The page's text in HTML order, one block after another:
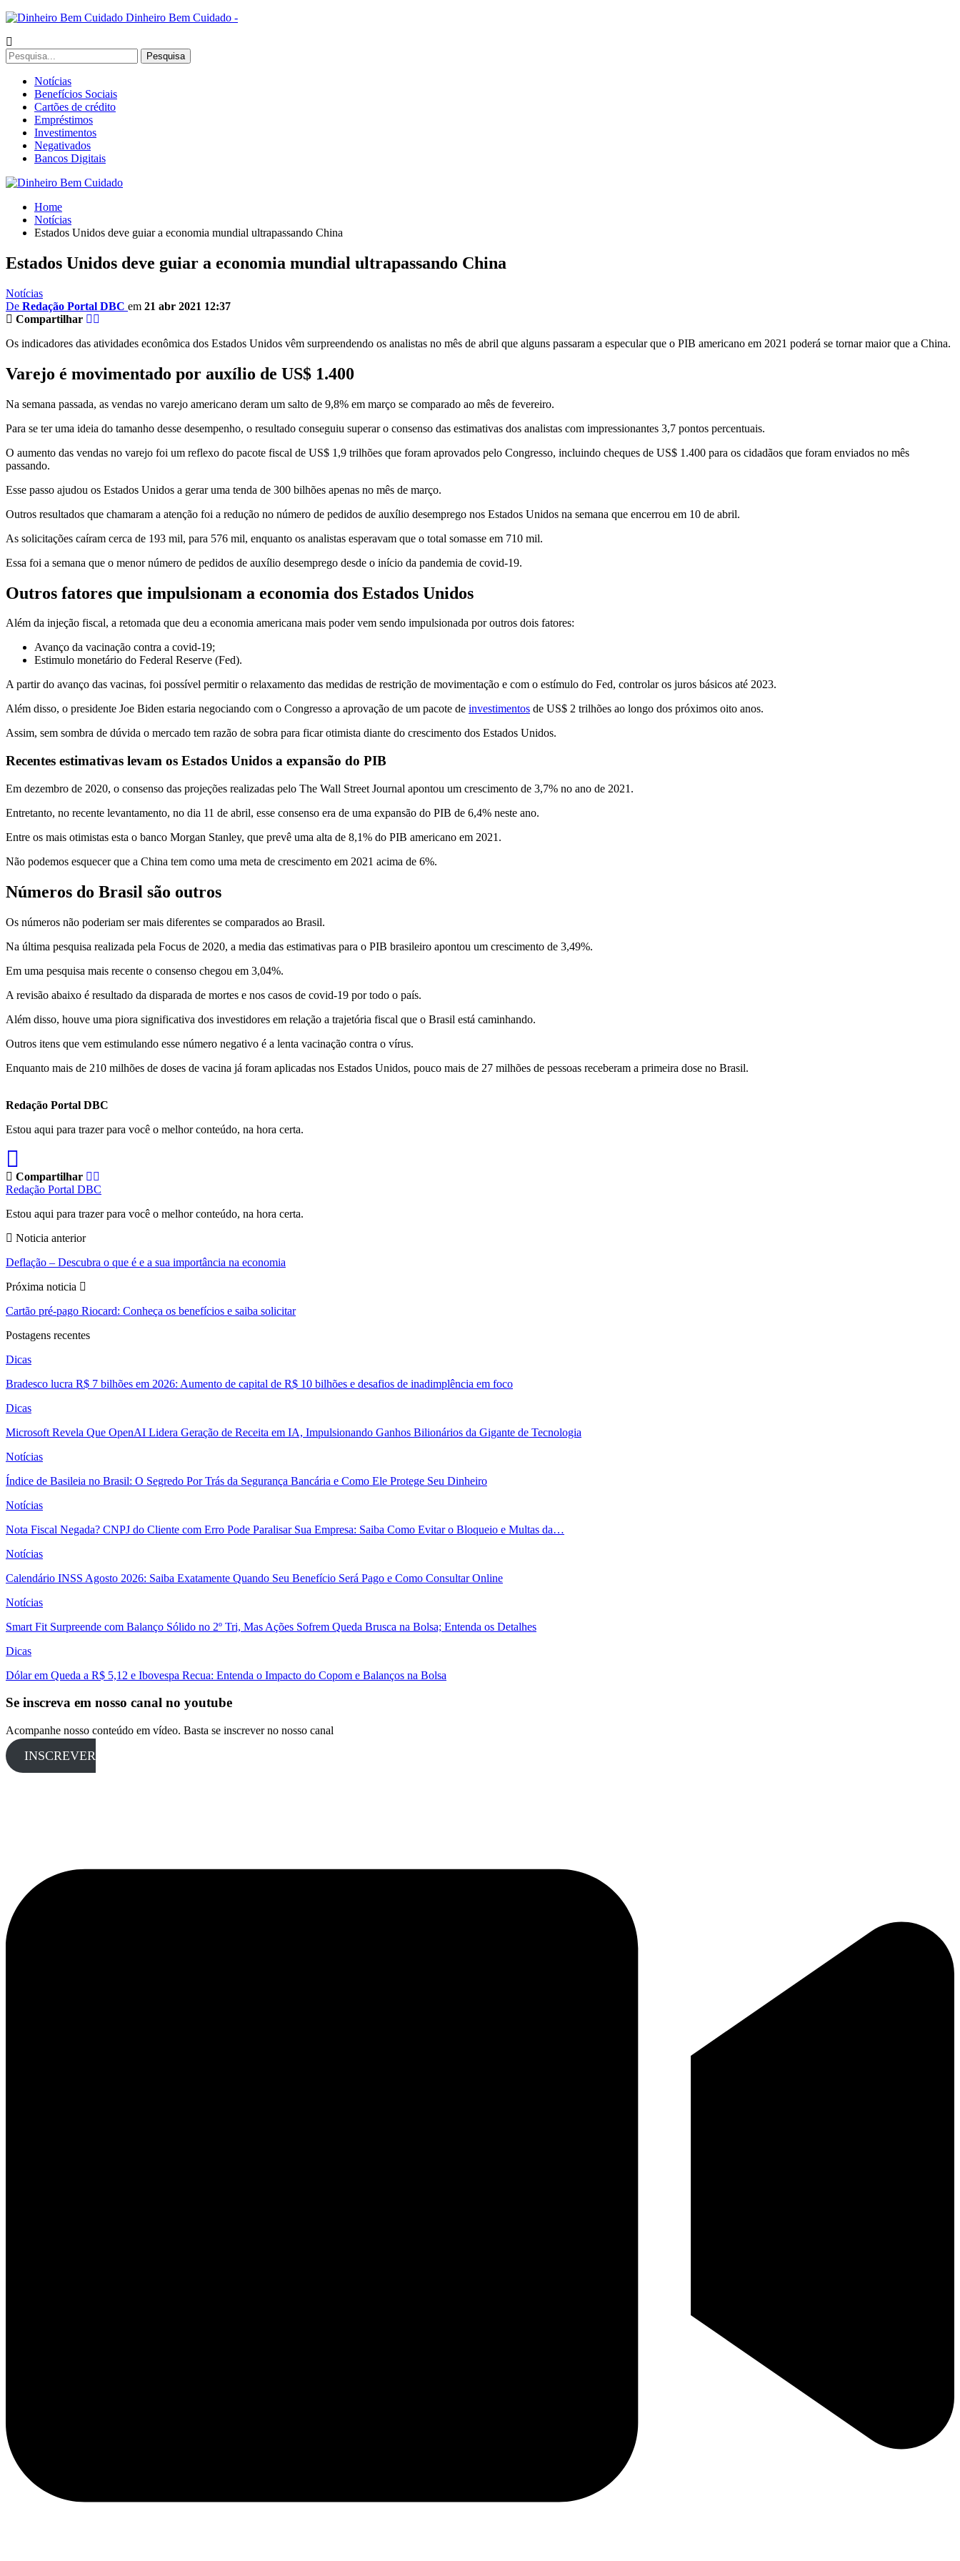
Dinheiro Bem Cuidado -
Notícias
Benefícios Sociais
Cartões de crédito
Empréstimos
Investimentos
Negativados
Bancos Digitais
Home
Notícias
Estados Unidos deve guiar a economia mundial ultrapassando China
Estados Unidos deve guiar a economia mundial ultrapassando China
Notícias
De Redação Portal DBC em 21 abr 2021 12:37
Compartilhar
Os indicadores das atividades econômica dos Estados Unidos vêm surpreendendo os analistas no mês de abril que alguns passaram a especular que o PIB americano em 2021 poderá se tornar maior que a China.
Varejo é movimentado por auxílio de US$ 1.400
Na semana passada, as vendas no varejo americano deram um salto de 9,8% em março se comparado ao mês de fevereiro.
Para se ter uma ideia do tamanho desse desempenho, o resultado conseguiu superar o consenso das estimativas dos analistas com impressionantes 3,7 pontos percentuais.
O aumento das vendas no varejo foi um reflexo do pacote fiscal de US$ 1,9 trilhões que foram aprovados pelo Congresso, incluindo cheques de US$ 1.400 para os cidadãos que foram enviados no mês
passando.
Esse passo ajudou os Estados Unidos a gerar uma tenda de 300 bilhões apenas no mês de março.
Outros resultados que chamaram a atenção foi a redução no número de pedidos de auxílio desemprego nos Estados Unidos na semana que encerrou em 10 de abril.
As solicitações caíram cerca de 193 mil, para 576 mil, enquanto os analistas esperavam que o total somasse em 710 mil.
Essa foi a semana que o menor número de pedidos de auxílio desemprego desde o início da pandemia de covid-19.
Outros fatores que impulsionam a economia dos Estados Unidos
Além da injeção fiscal, a retomada que deu a economia americana mais poder vem sendo impulsionada por outros dois fatores:
Avanço da vacinação contra a covid-19;
Estimulo monetário do Federal Reserve (Fed).
A partir do avanço das vacinas, foi possível permitir o relaxamento das medidas de restrição de movimentação e com o estímulo do Fed, controlar os juros básicos até 2023.
Além disso, o presidente Joe Biden estaria negociando com o Congresso a aprovação de um pacote de investimentos de US$ 2 trilhões ao longo dos próximos oito anos.
Assim, sem sombra de dúvida o mercado tem razão de sobra para ficar otimista diante do crescimento dos Estados Unidos.
Recentes estimativas levam os Estados Unidos a expansão do PIB
Em dezembro de 2020, o consenso das projeções realizadas pelo The Wall Street Journal apontou um crescimento de 3,7% no ano de 2021.
Entretanto, no recente levantamento, no dia 11 de abril, esse consenso era de uma expansão do PIB de 6,4% neste ano.
Entre os mais otimistas esta o banco Morgan Stanley, que prevê uma alta de 8,1% do PIB americano em 2021.
Não podemos esquecer que a China tem como uma meta de crescimento em 2021 acima de 6%.
Números do Brasil são outros
Os números não poderiam ser mais diferentes se comparados ao Brasil.
Na última pesquisa realizada pela Focus de 2020, a media das estimativas para o PIB brasileiro apontou um crescimento de 3,49%.
Em uma pesquisa mais recente o consenso chegou em 3,04%.
A revisão abaixo é resultado da disparada de mortes e nos casos de covid-19 por todo o país.
Além disso, houve uma piora significativa dos investidores em relação a trajetória fiscal que o Brasil está caminhando.
Outros itens que vem estimulando esse número negativo é a lenta vacinação contra o vírus.
Enquanto mais de 210 milhões de doses de vacina já foram aplicadas nos Estados Unidos, pouco mais de 27 milhões de pessoas receberam a primeira dose no Brasil.
Redação Portal DBC
Estou aqui para trazer para você o melhor conteúdo, na hora certa.
Compartilhar
Redação Portal DBC
Estou aqui para trazer para você o melhor conteúdo, na hora certa.
Noticia anterior
Deflação – Descubra o que é e a sua importância na economia
Próxima noticia
Cartão pré-pago Riocard: Conheça os benefícios e saiba solicitar
Postagens recentes
Dicas
Bradesco lucra R$ 7 bilhões em 2026: Aumento de capital de R$ 10 bilhões e desafios de inadimplência em foco
Dicas
Microsoft Revela Que OpenAI Lidera Geração de Receita em IA, Impulsionando Ganhos Bilionários da Gigante de Tecnologia
Notícias
Índice de Basileia no Brasil: O Segredo Por Trás da Segurança Bancária e Como Ele Protege Seu Dinheiro
Notícias
Nota Fiscal Negada? CNPJ do Cliente com Erro Pode Paralisar Sua Empresa: Saiba Como Evitar o Bloqueio e Multas da…
Notícias
Calendário INSS Agosto 2026: Saiba Exatamente Quando Seu Benefício Será Pago e Como Consultar Online
Notícias
Smart Fit Surpreende com Balanço Sólido no 2º Tri, Mas Ações Sofrem Queda Brusca na Bolsa; Entenda os Detalhes
Dicas
Dólar em Queda a R$ 5,12 e Ibovespa Recua: Entenda o Impacto do Copom e Balanços na Bolsa
Se inscreva em nosso canal no youtube
Acompanhe nosso conteúdo em vídeo. Basta se inscrever no nosso canal
INSCREVER